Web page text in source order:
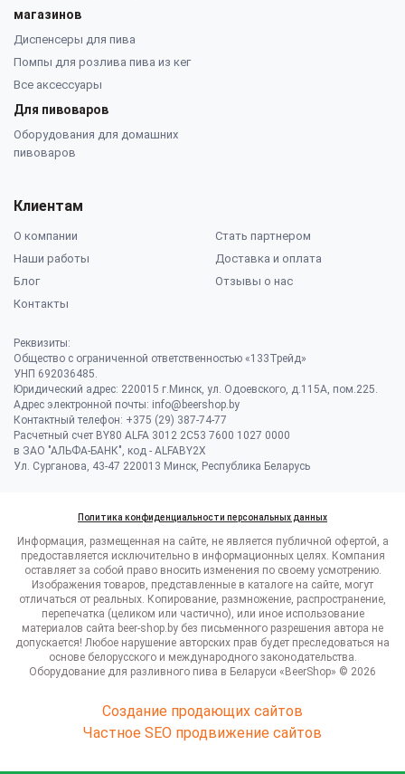
магазинов
Диспенсеры для пива
Помпы для розлива пива из кег
Все аксессуары
Для пивоваров
Оборудования для домашних
пивоваров
Клиентам
О компании
Стать партнером
Наши работы
Доставка и оплата
Блог
Отзывы о нас
Контакты
Реквизиты:
Общество с ограниченной ответственностью «133Трейд»
УНП 692036485​.
Юридический адрес: 220015 г.Минск, ул. Одоевского, д.115А, пом.225.
Адрес электронной почты: info@beershop.by
Контактный телефон: +375 (29) 387-74-77
Расчетный счет BY80 ALFA 3012 2C53 7600 1027 0000
в ЗАО "АЛЬФА-БАНК", код - ALFABY2X
Ул. Сурганова, 43-47 220013 Минск, Республика Беларусь
Политика конфиденциальности персональных данных
Информация, размещенная на сайте, не является публичной офертой, а
предоставляется исключительно в информационных целях. Компания
оставляет за собой право вносить изменения по своему усмотрению.
Изображения товаров, представленные в каталоге на сайте, могут
отличаться от реальных. Копирование, размножение, распространение,
перепечатка (целиком или частично), или иное использование
материалов сайта beer-shop.by без письменного разрешения автора не
допускается! Любое нарушение авторских прав будет преследоваться на
основе белорусского и международного законодательства.
Оборудование для разливного пива в Беларуси «BeerShop» © 2026
Создание продающих сайтов
Частное SEO продвижение сайтов